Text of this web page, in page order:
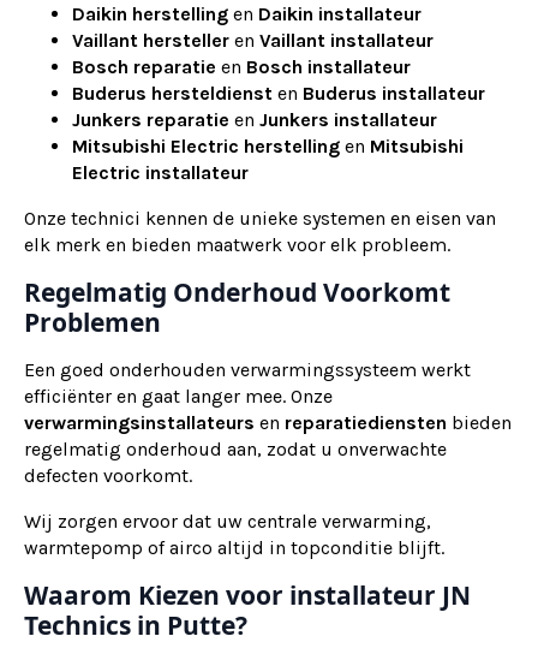
Daikin herstelling en Daikin installateur
Vaillant hersteller en Vaillant installateur
Bosch reparatie en Bosch installateur
Buderus hersteldienst en Buderus installateur
Junkers reparatie en Junkers installateur
Mitsubishi Electric herstelling en Mitsubishi
Electric installateur
Onze technici kennen de unieke systemen en eisen van
elk merk en bieden maatwerk voor elk probleem.
Regelmatig Onderhoud Voorkomt
Problemen
Een goed onderhouden verwarmingssysteem werkt
efficiënter en gaat langer mee. Onze
verwarmingsinstallateurs en reparatiediensten bieden
regelmatig onderhoud aan, zodat u onverwachte
defecten voorkomt.
Wij zorgen ervoor dat uw centrale verwarming,
warmtepomp of airco altijd in topconditie blijft.
Waarom Kiezen voor installateur JN
Technics in Putte?